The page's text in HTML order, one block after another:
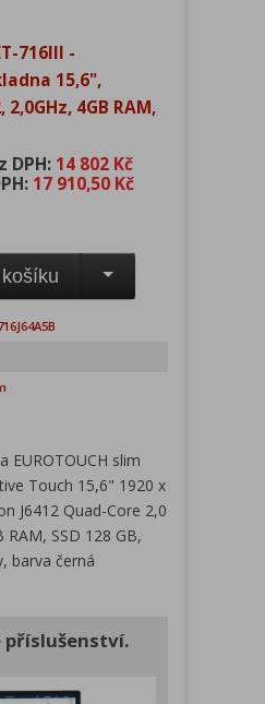
716III -
15,6",
4GB RAM,
DPH: 14 802 Kč
17 910,50 Kč
EUROTOUCH slim
Touch 15,6" 1920 x
J6412 Quad-Core 2,0
RAM, SSD 128 GB,
barva černá
příslušenství.